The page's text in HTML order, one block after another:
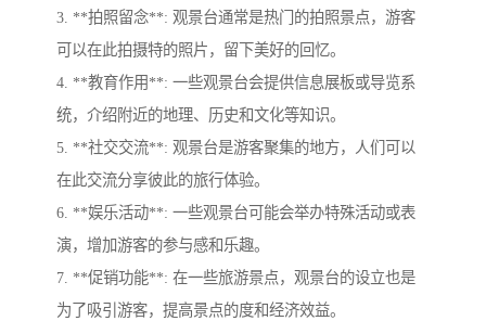
3. **拍照留念**: 观景台通常是热门的拍照景点，游客
可以在此拍摄特的照片，留下美好的回忆。
4. **教育作用**: 一些观景台会提供信息展板或导览系
统，介绍附近的地理、历史和文化等知识。
5. **社交交流**: 观景台是游客聚集的地方，人们可以
在此交流分享彼此的旅行体验。
6. **娱乐活动**: 一些观景台可能会举办特殊活动或表
演，增加游客的参与感和乐趣。
7. **促销功能**: 在一些旅游景点，观景台的设立也是
为了吸引游客，提高景点的度和经济效益。